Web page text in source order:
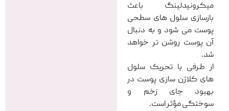
میکرونیدلینگ باعث
بازسازی سلول های سطحی
پوست می شود و به دنبال
آن پوست روشن تر خواهد
شد.
از طرفی با تحریک سلول
های کلاژن سازی پوست در
بهبود جای زخم و
سوختگی مؤثر است.